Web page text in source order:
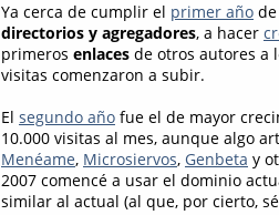
Ya cerca de cumplir el primer año
directorios y agregadores, a hacer
primeros enlaces de otros autores a
visitas comenzaron a subir.
El segundo año fue el de mayor
10.000 visitas al mes, aunque algo
Menéame, Microsiervos, Genbeta y
2007 comencé a usar el dominio
similar al actual (al que, por cierto,